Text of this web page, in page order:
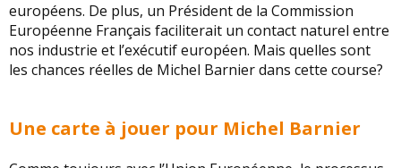
européens. De plus, un Président de la Commission
Européenne Français faciliterait un contact naturel entre
nos industrie et l’exécutif européen. Mais quelles sont
les chances réelles de Michel Barnier dans cette course?
Une carte à jouer pour Michel Barnier